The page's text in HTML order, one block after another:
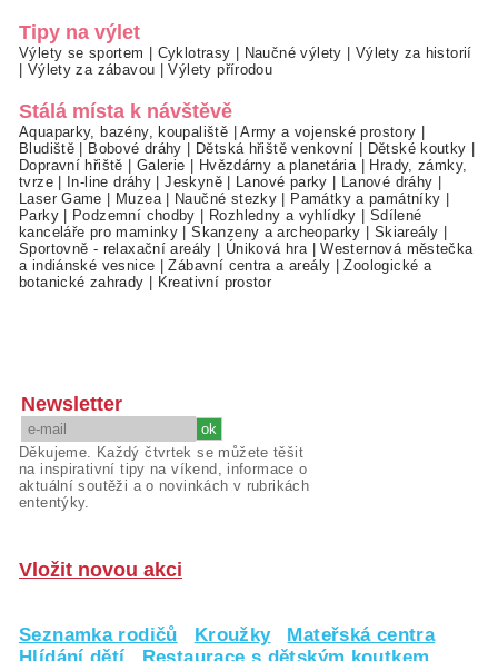
Tipy na výlet
Výlety se sportem Cyklotrasy Naučné výlety
Výlety za historií
Výlety za zábavou |Výlety přírodou
Stálá místa k návštěvě
Aquaparky, bazény, koupaliště |Army a vojenské prostory
Bludiště
Bobové dráhy Dětská hřiště venkovní Dětské koutky
Dopravní hřiště
Galerie Hvězdárny a planetária
Hrady, zámky,
tvrze| In-line dráhy |Jeskyně| Lanové parky Lanové dráhy
Laser Game
Muzea| Naučné stezky Památky a památníky
Parky| Podzemní chodby Rozhledny a vyhlídky
Sdílené
kanceláře pro maminky |Skanzeny a archeoparky Skiareály
Sportovně - relaxační areály
Úniková hra |Westernová městečka
a indiánské vesnice |Zábavní centra a areály |Zoologické a
botanické zahrady
Kreativní prostor
Newsletter
Děkujeme. Každý čtvrtek se můžete těšit
na inspirativní tipy na víkend, informace o
aktuální soutěži a o novinkách v rubrikách
ententýky.
Vložit novou akci
Seznamka rodičů Kroužky
Mateřská centra